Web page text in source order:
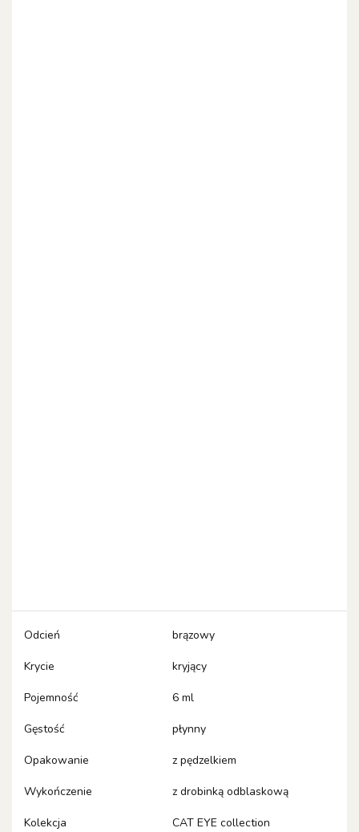
Odcień brązowy
Krycie kryjący
Pojemność 6 ml
Gęstość płynny
Opakowanie z pędzelkiem
Wykończenie z drobinką odblaskową
Kolekcja CAT EYE collection